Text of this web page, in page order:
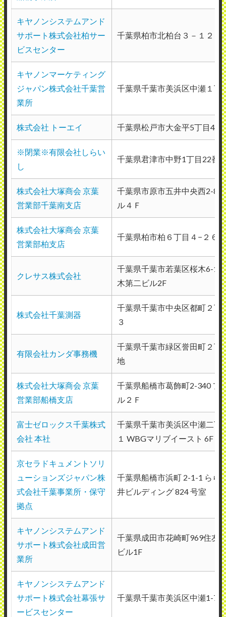
り助かると思います。
（業種：協会）
キヤノンシステムアンド
サポート株式会社柏サー
ビスセンター
千葉県柏市北柏台３－１２
キヤノンマーケティング
ジャパン株式会社千葉営
業所
千葉県千葉市美浜区中瀬１丁
株式会社 トーエイ 千葉県松戸市大金平5丁目412
※閉業※有限会社しらい
し
千葉県君津市中野1丁目22番1
株式会社大塚商会 京葉
営業部千葉南支店
千葉県市原市五井中央西2-8-
ル４Ｆ
株式会社大塚商会 京葉
営業部柏支店
千葉県柏市柏６丁目４−２６
クレサス株式会社
千葉県千葉市若葉区桜木6-
木第二ビル2F
株式会社千葉測器
千葉県千葉市中央区都町２丁
３
有限会社カンダ事務機
千葉県千葉市緑区誉田町２丁
地
株式会社大塚商会 京葉
営業部船橋支店
千葉県船橋市葛飾町2-340 フ
ル２Ｆ
富士ゼロックス千葉株式
会社 本社
千葉県千葉市美浜区中瀬二丁
１ WBGマリブイースト 6F
京セラドキュメントソリ
ューションズジャパン株
式会社千葉事業所・保守
拠点
千葉県船橋市浜町 2-1-1 らら
井ビルディング 824 号室
キヤノンシステムアンド
サポート株式会社成田営
業所
千葉県成田市花崎町969住友
ビル1F
キヤノンシステムアンド
サポート株式会社幕張サ
ービスセンター
千葉県千葉市美浜区中瀬1-7-2